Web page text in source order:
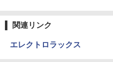
関連リンク
エレクトロラックス